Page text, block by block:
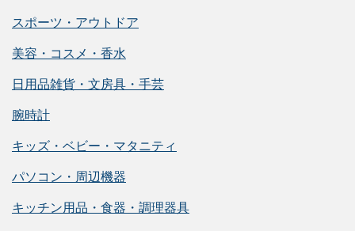
スポーツ・アウトドア
美容・コスメ・香水
日用品雑貨・文房具・手芸
腕時計
キッズ・ベビー・マタニティ
パソコン・周辺機器
キッチン用品・食器・調理器具